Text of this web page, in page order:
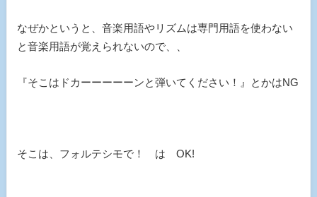
なぜかというと、音楽用語やリズムは専門用語を使わない
と音楽用語が覚えられないので、、
『そこはドカーーーーーンと弾いてください！』とかはNG
そこは、フォルテシモで！ は OK!